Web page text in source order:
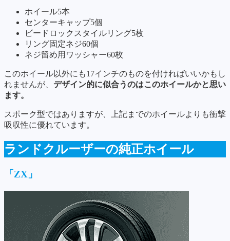
ホイール5本
センターキャップ5個
ビードロックスタイルリング5枚
リング固定ネジ60個
ネジ留め用ワッシャー60枚
このホイール以外にも17インチのものを付ければいいかもし
れませんが、 デザイン的に似合うのはこのホイールかと思い
ます。
スポーク型ではありますが、上記までのホイールよりも衝撃
吸収性に優れています。
ランドクルーザーの純正ホイール
「ZX」